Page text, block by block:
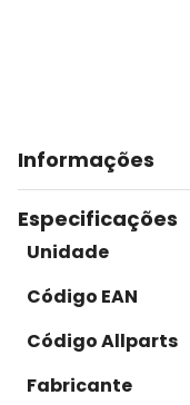
Informações
Especificações
Unidade
Código EAN
Código Allparts
Fabricante